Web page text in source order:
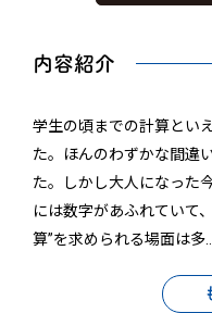
内容紹介
学生の頃までの計算とい
た。ほんのわずかな間違
た。しかし大人になった
には数字があふれていて
算”を求められる場面は多